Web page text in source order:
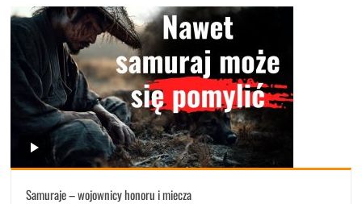
Samuraje – wojownicy honoru i miecza